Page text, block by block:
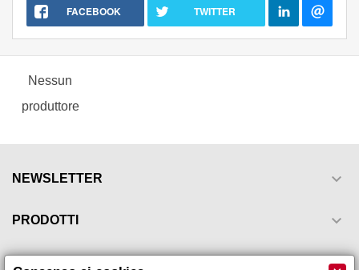
FACEBOOK TWITTER
Nessun
produttore
NEWSLETTER 
PRODOTTI 
